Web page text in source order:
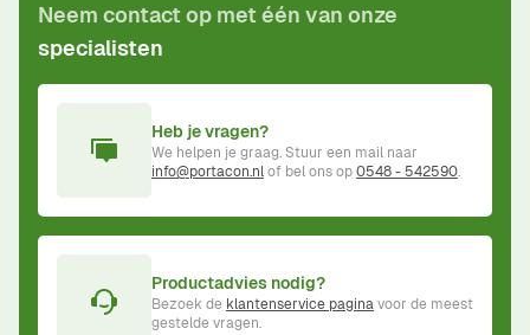
Neem contact op met één van onze
specialisten
Heb je vragen?
We helpen je graag. Stuur een mail naar
info@portacon.nlof bel ons op0548 - 542590.
Productadvies nodig?
Bezoek de klantenservice paginavoor de meest
gestelde vragen.